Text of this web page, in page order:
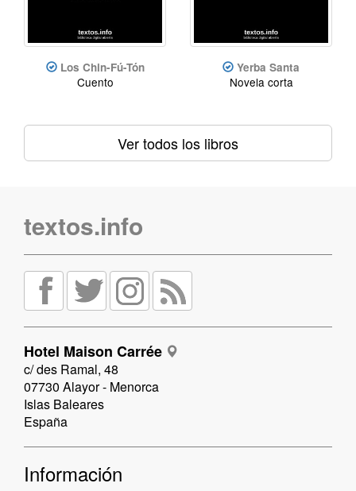
Los Chin-Fú-Tón
Cuento
Yerba Santa
Novela corta
Ver todos los libros
textos.info
Hotel Maison Carrée
c/ des Ramal, 48
07730 Alayor - Menorca
Islas Baleares
España
Información